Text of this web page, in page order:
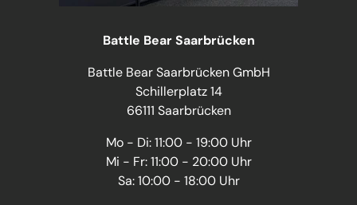
Battle Bear Saarbrücken
Battle Bear Saarbrücken GmbH
Schillerplatz 14
66111 Saarbrücken
Mo - Di: 11:00 - 19:00 Uhr
Mi - Fr: 11:00 - 20:00 Uhr
Sa: 10:00 - 18:00 Uhr